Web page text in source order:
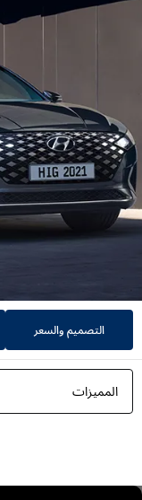
التصميم والسعر
المميزات
التصميم الخارجي